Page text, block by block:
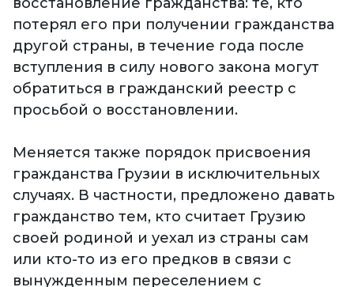
потерял его при получении гражданства
другой страны, в течение года после
вступления в силу нового закона могут
обратиться в гражданский реестр с
просьбой о восстановлении.
Меняется также порядок присвоения
гражданства Грузии в исключительных
случаях. В частности, предложено давать
гражданство тем, кто считает Грузию
своей родиной и уехал из страны сам
или кто-то из его предков в связи с
вынужденным переселением с